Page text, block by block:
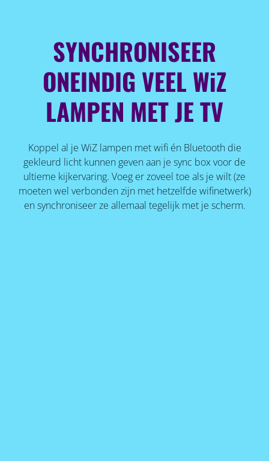
SYNCHRONISEER
ONEINDIG VEEL WiZ
LAMPEN MET JE TV
Koppel al je WiZ lampen met wifi én Bluetooth die
gekleurd licht kunnen geven aan je sync box voor de
ultieme kijkervaring. Voeg er zoveel toe als je wilt (ze
moeten wel verbonden zijn met hetzelfde wifinetwerk)
en synchroniseer ze allemaal tegelijk met je scherm.